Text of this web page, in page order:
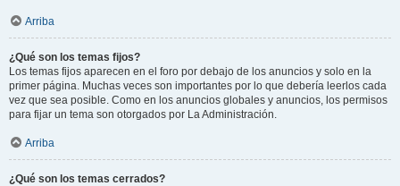
Arriba
¿Qué son los temas fijos?
Los temas fijos aparecen en el foro por debajo de los anuncios y solo en la
primer página. Muchas veces son importantes por lo que debería leerlos cada
vez que sea posible. Como en los anuncios globales y anuncios, los permisos
para fijar un tema son otorgados por La Administración.
Arriba
¿Qué son los temas cerrados?